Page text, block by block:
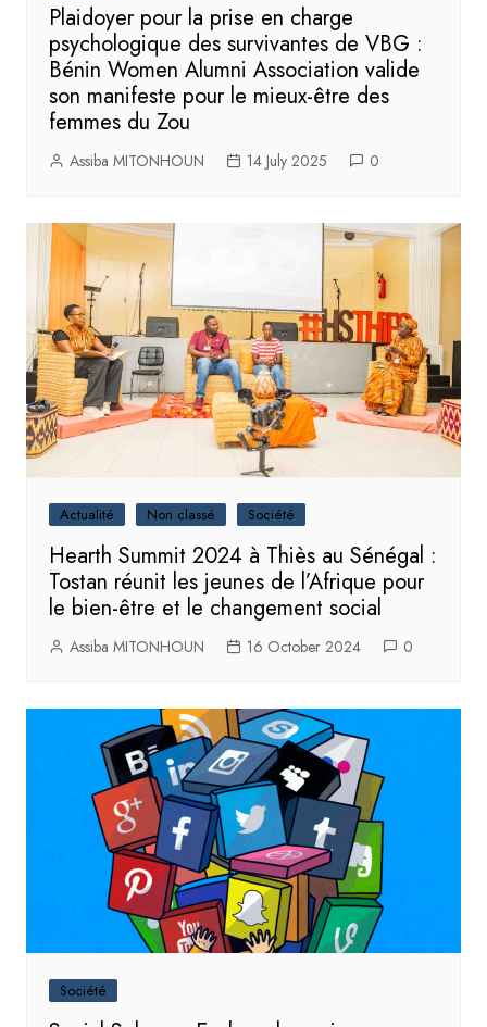
Plaidoyer pour la prise en charge
psychologique des survivantes de VBG :
Bénin Women Alumni Association valide
son manifeste pour le mieux-être des
femmes du Zou
Assiba MITONHOUN 14 July 2025 0
Actualité Non classé Société
Hearth Summit 2024 à Thiès au Sénégal :
Tostan réunit les jeunes de l’Afrique pour
le bien-être et le changement social
Assiba MITONHOUN 16 October 2024 0
Société